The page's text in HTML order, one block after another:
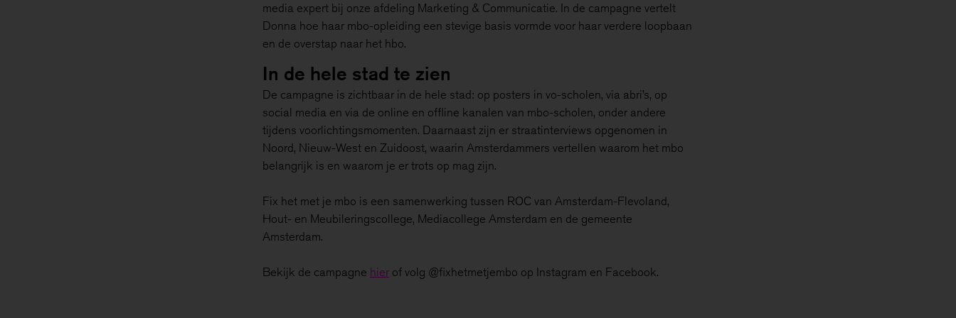
media expert bij onze afdeling Marketing & Communicatie. In de campagne vertelt
Donna hoe haar mbo-opleiding een stevige basis vormde voor haar verdere loopbaan
en de overstap naar het hbo.
In de hele stad te zien
De campagne is zichtbaar in de hele stad: op posters in vo-scholen, via abri’s, op
social media en via de online en offline kanalen van mbo-scholen, onder andere
tijdens voorlichtingsmomenten. Daarnaast zijn er straatinterviews opgenomen in
Noord, Nieuw-West en Zuidoost, waarin Amsterdammers vertellen waarom het mbo
belangrijk is en waarom je er trots op mag zijn.
Fix het met je mbo is een samenwerking tussen ROC van Amsterdam-Flevoland,
Hout- en Meubileringscollege, Mediacollege Amsterdam en de gemeente
Amsterdam.
Bekijk de campagne hierof volg @fixhetmetjembo op Instagram en Facebook.